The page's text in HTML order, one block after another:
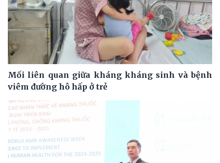
Mối liên quan giữa kháng kháng sinh và bệnh
viêm đường hô hấp ở trẻ